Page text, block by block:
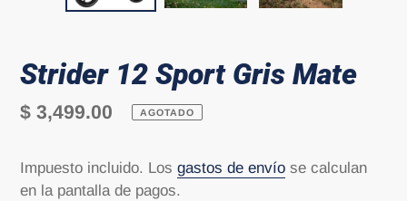
Strider 12 Sport Gris Mate
Precio
$ 3,499.00 AGOTADO
Impuesto incluido. Los gastos de envío se calculan
en la pantalla de pagos.